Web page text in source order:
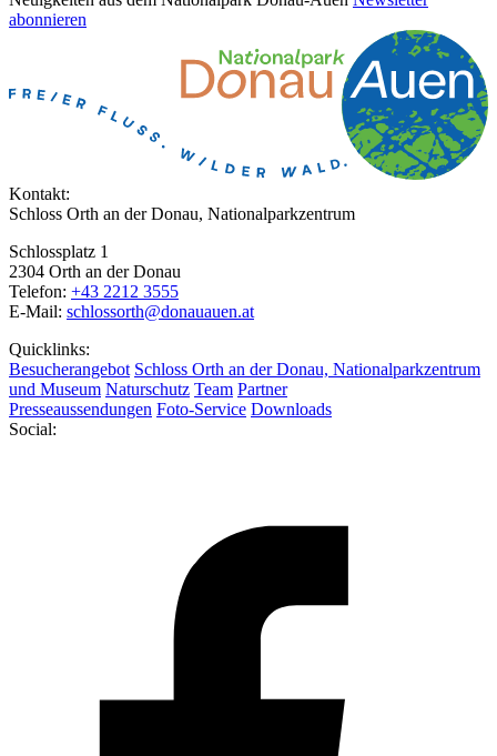
abonnieren
Kontakt:
Schloss Orth an der Donau, Nationalparkzentrum
Schlossplatz 1
2304 Orth an der Donau
Telefon: +43 2212 3555
E-Mail: schlossorth@donauauen.at
Quicklinks:
Besucherangebot Schloss Orth an der Donau, Nationalparkzentrum
und Museum Naturschutz Team Partner
Presseaussendungen Foto-Service Downloads
Social: